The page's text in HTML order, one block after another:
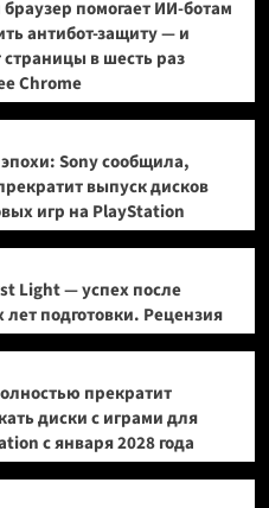
помогает ИИ-ботам
антибот-защиту — и
страницы в шесть раз
Chrome
Sony сообщила,
выпуск дисков
игр на PlayStation
Light — успех после
лет подготовки. Рецензия
прекратит
диски с играми для
с января 2028 года